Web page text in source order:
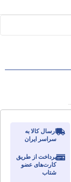
ارسال کالا به
سراسر ایران
پرداخت از طریق
کارت‌های عضو
شتاب